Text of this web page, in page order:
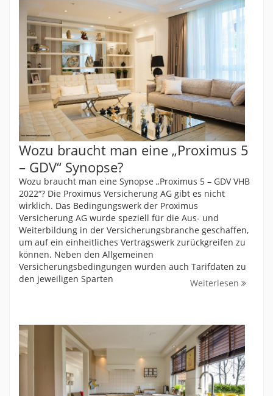
Wozu braucht man eine „Proximus 5
– GDV“ Synopse?
Wozu braucht man eine Synopse „Proximus 5 – GDV VHB
2022“? Die Proximus Versicherung AG gibt es nicht
wirklich. Das Bedingungswerk der Proximus
Versicherung AG wurde speziell für die Aus- und
Weiterbildung in der Versicherungsbranche geschaffen,
um auf ein einheitliches Vertragswerk zurückgreifen zu
können. Neben den Allgemeinen
Versicherungsbedingungen wurden auch Tarifdaten zu
den jeweiligen Sparten
Weiterlesen